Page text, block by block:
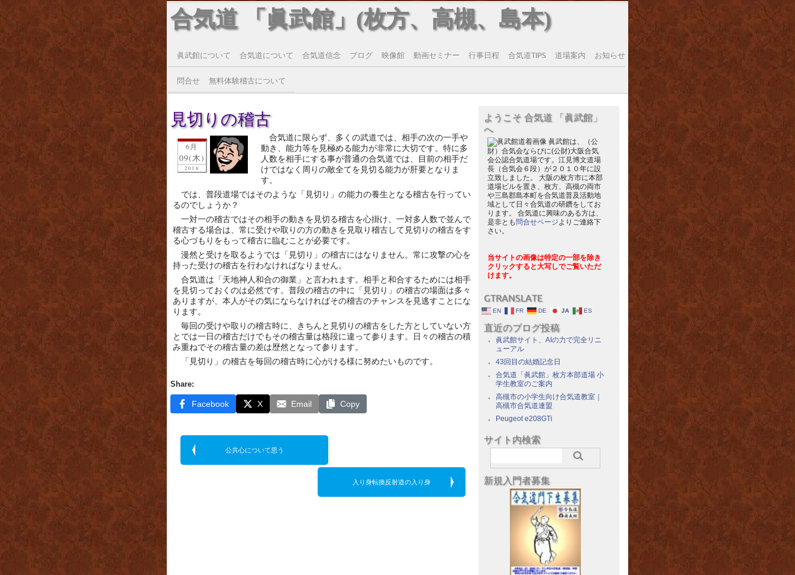
合気道 「眞武館」(枚方、高槻、島本)
眞武館について 合気道について 合気道信念 ブログ 映像館 動画セミナー 行事日程 合気道TIPS 道場案内 お知らせ
問合せ 無料体験稽古について
見切りの稽古
6月
09(木)
2016
合気道に限らず、多くの武道では、相手の次の一手や
動き、能力等を見極める能力が非常に大切です。特に多
人数を相手にする事が普通の合気道では、目前の相手だ
けではなく周りの敵全てを見切る能力が肝要となりま
す。
では、普段道場ではそのような「見切り」の能力の養生となる稽古を行ってい
るのでしょうか？
一対一の稽古ではその相手の動きを見切る稽古を心掛け、一対多人数で並んで
稽古する場合は、常に受けや取りの方の動きを見取り稽古して見切りの稽古をす
る心づもりをもって稽古に臨むことが必要です。
漫然と受けを取るようでは「見切り」の稽古にはなりません。常に攻撃の心を
持った受けの稽古を行わなければなりません。
合気道は「天地神人和合の御業」と言われます。相手と和合するためには相手
を見切っておくのは必然です。普段の稽古の中に「見切り」の稽古の場面は多々
ありますが、本人がその気にならなければその稽古のチャンスを見逃すことにな
ります。
毎回の受けや取りの稽古時に、きちんと見切りの稽古をした方としていない方
とでは一日の稽古だけでもその稽古量は格段に違って参ります。日々の稽古の積
み重ねでその稽古量の差は歴然となって参ります。
「見切り」の稽古を毎回の稽古時に心がける様に努めたいものです。
Share:
Facebook X Email Copy
公共心について思う
入り身転換反射道の入り身
ようこそ 合気道 「眞武館」
へ
眞武館は、（公
財）合気会ならびに(公財)大阪合気
会公認合気道場です。江見博文道場
長（合気会６段）が２０１０年に設
立致しました。 大阪の枚方市に本部
道場ビルを置き、枚方、高槻の両市
や三島郡島本町を合気道普及活動地
域として日々合気道の研鑽をしてお
ります。 合気道に興味のある方は、
是非とも 問合せページよりご連絡下
さい。
当サイトの画像は特定の一部を除き
クリックすると大写しでご覧いただ
けます。
GTRANSLATE
EN FR DE JA ES
直近のブログ投稿
眞武館サイト、AIの力で完全リニ
ューアル
43回目の結婚記念日
合気道「眞武館」枚方本部道場 小
学生教室のご案内
高槻市の小学生向け合気道教室｜
高槻市合気道連盟
Peugeot e208GTi
サイト内検索
新規入門者募集